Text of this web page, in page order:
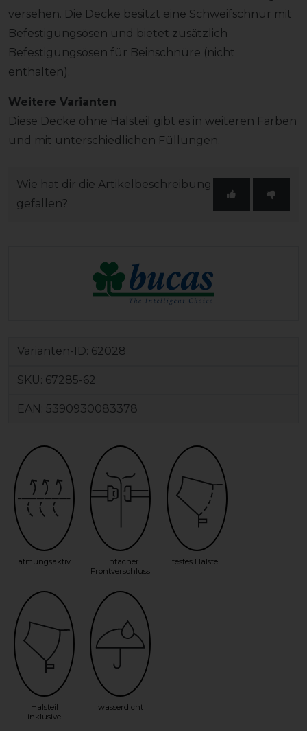
versehen. Die Decke besitzt eine Schweifschnur mit
Befestigungsösen und bietet zusätzlich
Befestigungsösen für Beinschnüre (nicht
enthalten).
Weitere Varianten
Diese Decke ohne Halsteil gibt es in weiteren Farben
und mit unterschiedlichen Füllungen.
Wie hat dir die Artikelbeschreibung
gefallen?
Varianten-ID: 62028
SKU: 67285-62
EAN: 5390930083378
atmungsaktiv
Einfacher
Frontverschluss
festes Halsteil
Halsteil
inklusive
wasserdicht